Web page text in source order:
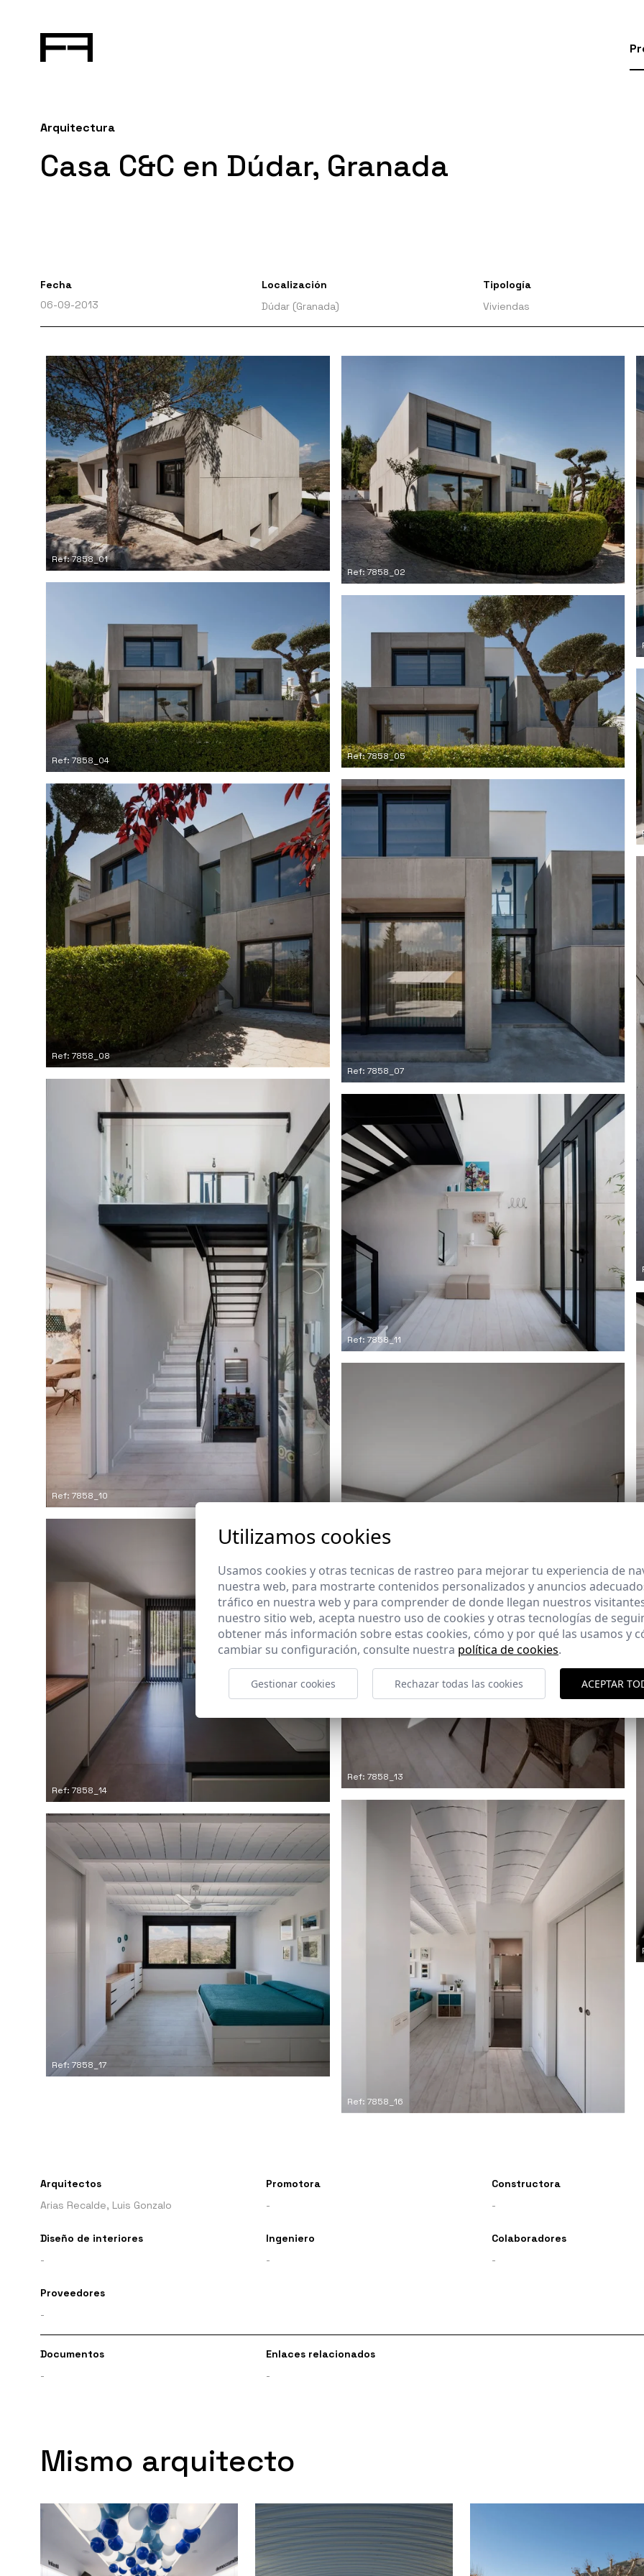
Arquitectura
Casa C&C en Dúdar, Granada
Fecha
06-09-2013
Localización
Dúdar (Granada)
Tipología
Viviendas
Ref: 7858_01
Ref: 7858_02
Ref: 7858_04 Ref: 7858_05
Ref: 7858_07
Ref: 7858_08
Ref: 7858_10
Ref: 7858_11
Ref: 7858_13
Ref: 7858_14
Ref: 7858_16
Ref: 7858_17
Arquitectos
Arias Recalde, Luis Gonzalo
Promotora
-
Constructora
-
Diseño de interiores
-
Ingeniero
-
Colaboradores
-
Proveedores
-
Documentos
-
Enlaces relacionados
-
Mismo arquitecto
Utilizamos cookies
Usamos cookies y otras tecnicas de rastreo para mejorar tu experiencia de
nuestra web, para mostrarte contenidos personalizados y anuncios
tráfico en nuestra web y para comprender de donde llegan nuestros
nuestro sitio web, acepta nuestro uso de cookies y otras tecnologías de
obtener más información sobre estas cookies, cómo y por qué las usamos y
cambiar su configuración, consulte nuestra política de cookies.
Gestionar cookies Rechazar todas las cookies ACEPTAR